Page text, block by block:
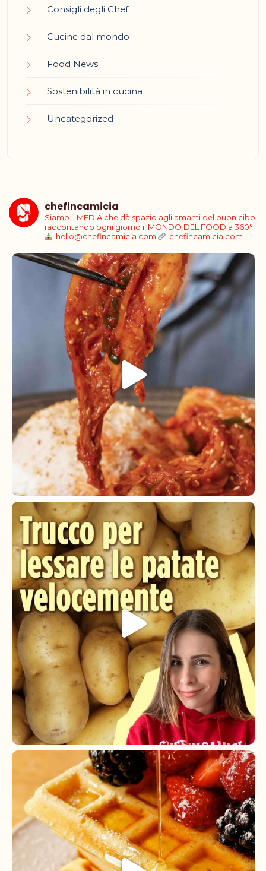
Consigli degli Chef
Cucine dal mondo
Food News
Sostenibilità in cucina
Uncategorized
chefincamicia
Siamo il MEDIA che dà spazio agli amanti del buon cibo,
raccontando ogni giorno il MONDO DEL FOOD a 360°
hello@chefincamicia.com
chefincamicia.com